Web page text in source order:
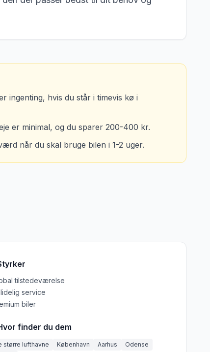
ingenting, hvis du står i timevis kø i
er minimal, og du sparer 200-400 kr.
når du skal bruge bilen i 1-2 uger.
tilstedeværelse
service
biler
finder du dem
større lufthavne København Aarhus
Odense